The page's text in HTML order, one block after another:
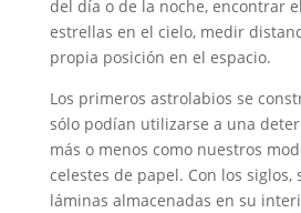
del día o de la noche, encontrar
estrellas en el cielo, medir
propia posición en el espacio.
Los primeros astrolabios se
sólo podían utilizarse a una
más o menos como nuestros
celestes de papel. Con los
láminas almacenadas en su